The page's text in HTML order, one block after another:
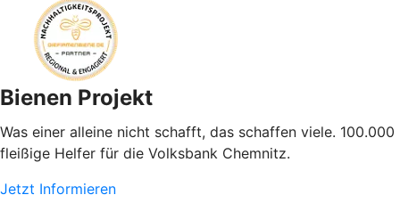
Bienen Projekt
Was einer alleine nicht schafft, das schaffen viele. 100.000
fleißige Helfer für die Volksbank Chemnitz.
Jetzt Informieren